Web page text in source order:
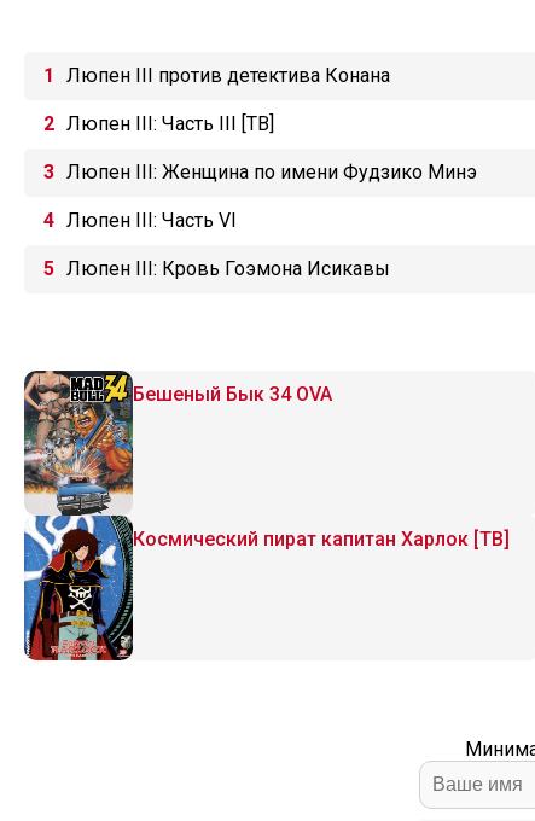
Люпен III против детектива Конана
Люпен III: Часть III [ТВ]
Люпен III: Женщина по имени Фудзико Минэ
Люпен III: Часть VI
Люпен III: Кровь Гоэмона Исикавы
Бешеный Бык 34 OVA
Космический пират капитан Харлок [ТВ]